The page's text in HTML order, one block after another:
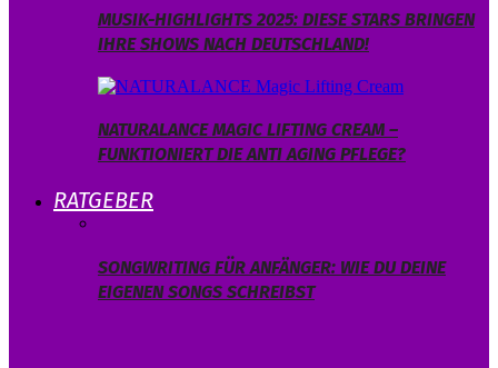
MUSIK-HIGHLIGHTS 2025: DIESE STARS BRINGEN
IHRE SHOWS NACH DEUTSCHLAND!
NATURALANCE MAGIC LIFTING CREAM –
FUNKTIONIERT DIE ANTI AGING PFLEGE?
RATGEBER
SONGWRITING FÜR ANFÄNGER: WIE DU DEINE
EIGENEN SONGS SCHREIBST